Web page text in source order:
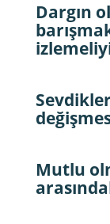
Dargın
Mutlu